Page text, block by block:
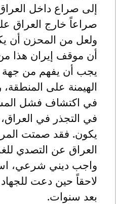
إلى صراع داخل
صراعاً خارج العراق
ولعل من المحزن أن
أن موقف إيران هذا
يجب أن يفهم من
الهيمنة على
في اكتشاف فشل
في التجذر في
يكون. فقد صمتت
العراق عن التصدي
واجب ديني شرعي،
لاحقاً حين دعت للجهاد
بعد سنوات.